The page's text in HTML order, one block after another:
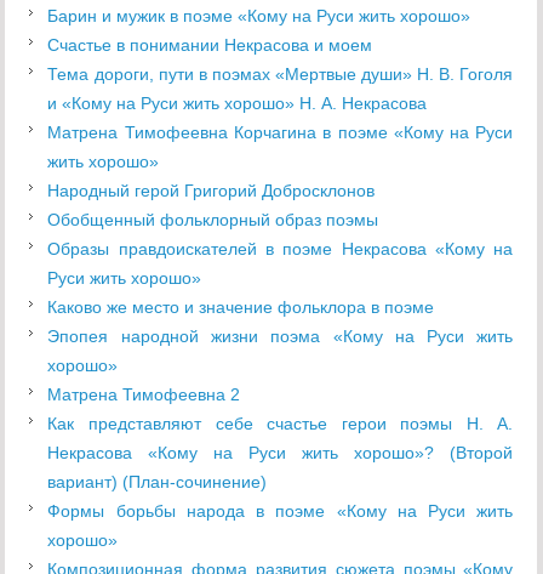
Барин и мужик в поэме «Кому на Руси жить хорошо»
Счастье в понимании Некрасова и моем
Тема дороги, пути в поэмах «Мертвые души» Н. В. Гоголя
и «Кому на Руси жить хорошо» Н. А. Некрасова
Матрена Тимофеевна Корчагина в поэме «Кому на Руси
жить хорошо»
Народный герой Григорий Добросклонов
Обобщенный фольклорный образ поэмы
Образы правдоискателей в поэме Некрасова «Кому на
Руси жить хорошо»
Каково же место и значение фольклора в поэме
Эпопея народной жизни поэма «Кому на Руси жить
хорошо»
Матрена Тимофеевна 2
Как представляют себе счастье герои поэмы Н. А.
Некрасова «Кому на Руси жить хорошо»? (Второй
вариант) (План-сочинение)
Формы борьбы народа в поэме «Кому на Руси жить
хорошо»
Композиционная форма развития сюжета поэмы «Кому